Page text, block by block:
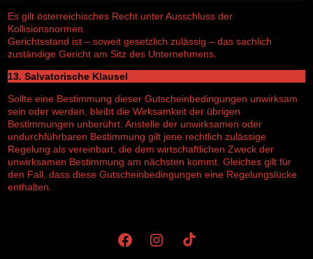
Es gilt österreichisches Recht unter Ausschluss der
Kollisionsnormen.
Gerichtsstand ist – soweit gesetzlich zulässig – das sachlich
zuständige Gericht am Sitz des Unternehmens.
13. Salvatorische Klausel
Sollte eine Bestimmung dieser Gutscheinbedingungen unwirksam
sein oder werden, bleibt die Wirksamkeit der übrigen
Bestimmungen unberührt. Anstelle der unwirksamen oder
undurchführbaren Bestimmung gilt jene rechtlich zulässige
Regelung als vereinbart, die dem wirtschaftlichen Zweck der
unwirksamen Bestimmung am nächsten kommt. Gleiches gilt für
den Fall, dass diese Gutscheinbedingungen eine Regelungslücke
enthalten.
FacebookInstagram
TikTok